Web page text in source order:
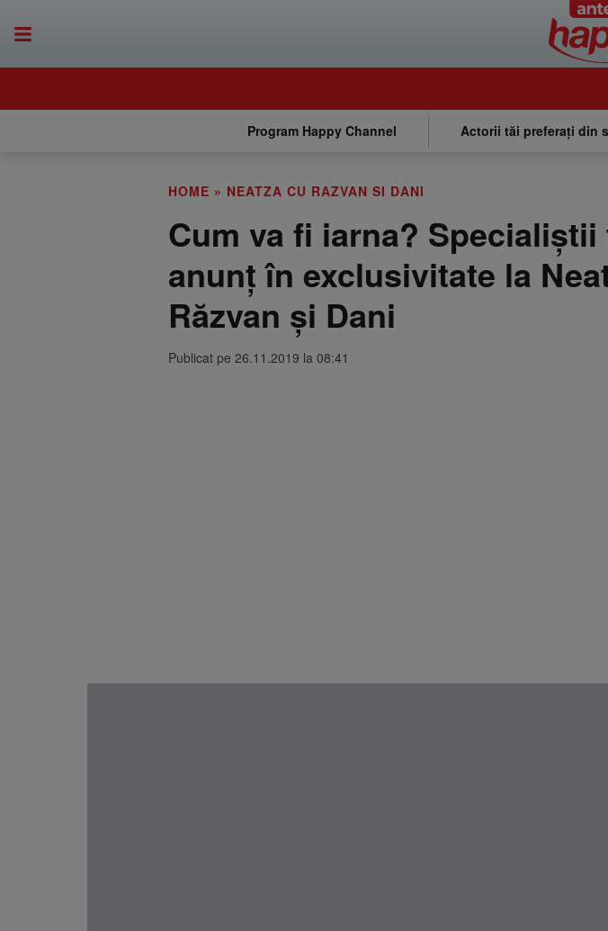
Program Happy Channel Actorii tăi preferați din
HOME » NEATZA CU RAZVAN SI DANI
Cum va fi iarna? Specialiştii
anunţ în exclusivitate la
Răzvan şi Dani
Publicat pe 26.11.2019 la 08:41